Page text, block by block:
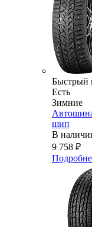
Быстрый
Есть
Зимние
шип
В
9 758 ₽